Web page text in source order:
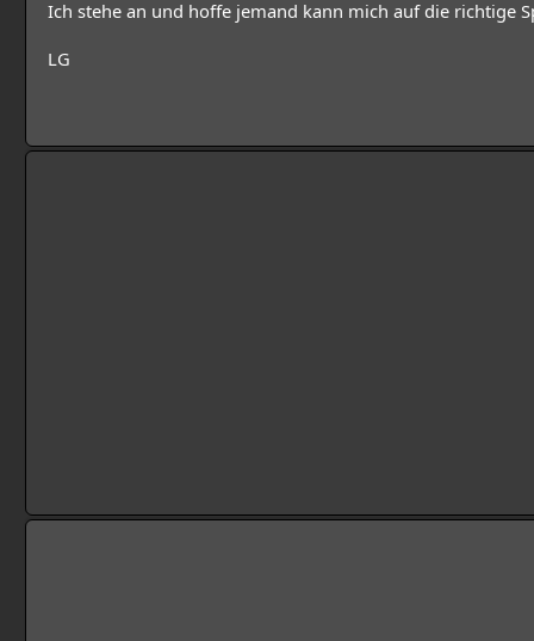
Ich stehe an und hoffe jemand kann mich auf die richtige
LG